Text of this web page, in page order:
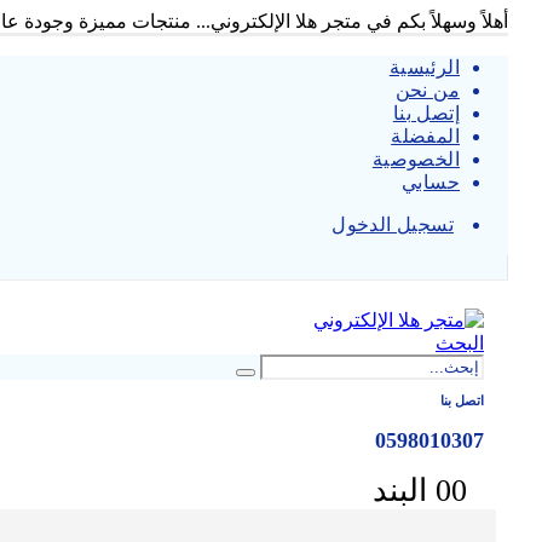
أهلاً وسهلاً بكم في متجر هلا الإلكتروني... منتجات مميزة وجودة
الرئيسية
من نحن
إتصل بنا
المفضلة
الخصوصية
حسابي
تسجيل الدخول
البحث
اتصل بنا
0598010307
00 البند